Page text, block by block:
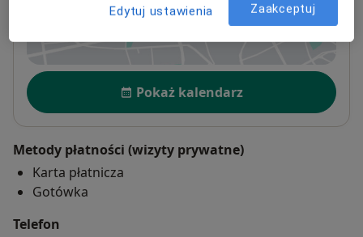
otwiera się w nowej karcie
Dostępność
Pokaż kalendarz
Metody płatności (wizyty prywatne)
Karta płatnicza
Gotówka
Telefon
Edytuj ustawienia Zaakceptuj